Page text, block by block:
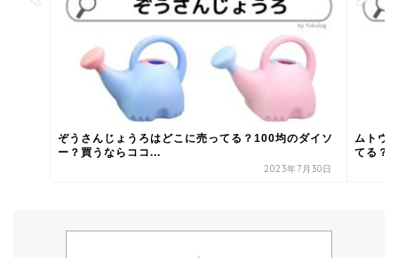
ぞうさんじょうろはどこに売ってる？100均のダイソ
ー？買うならココ...
2023年7月30日
ムトウ
てる？